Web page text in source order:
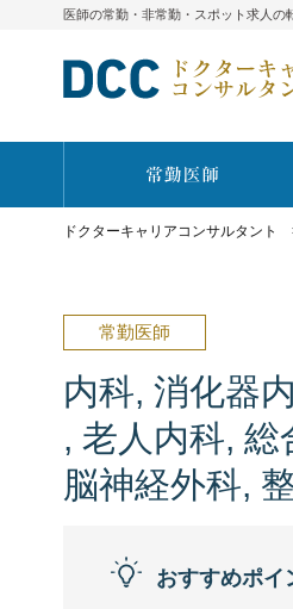
医師の常勤・非常勤・スポット求人の
ドクターキャリアコンサルタント
常勤医師
内科, 消化器
, 老人内科,
脳神経外科,
おすすめポイ